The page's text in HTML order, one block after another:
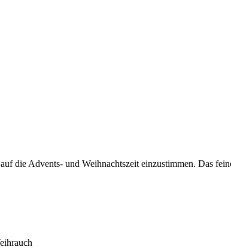
die Advents- und Weihnachtszeit einzustimmen. Das